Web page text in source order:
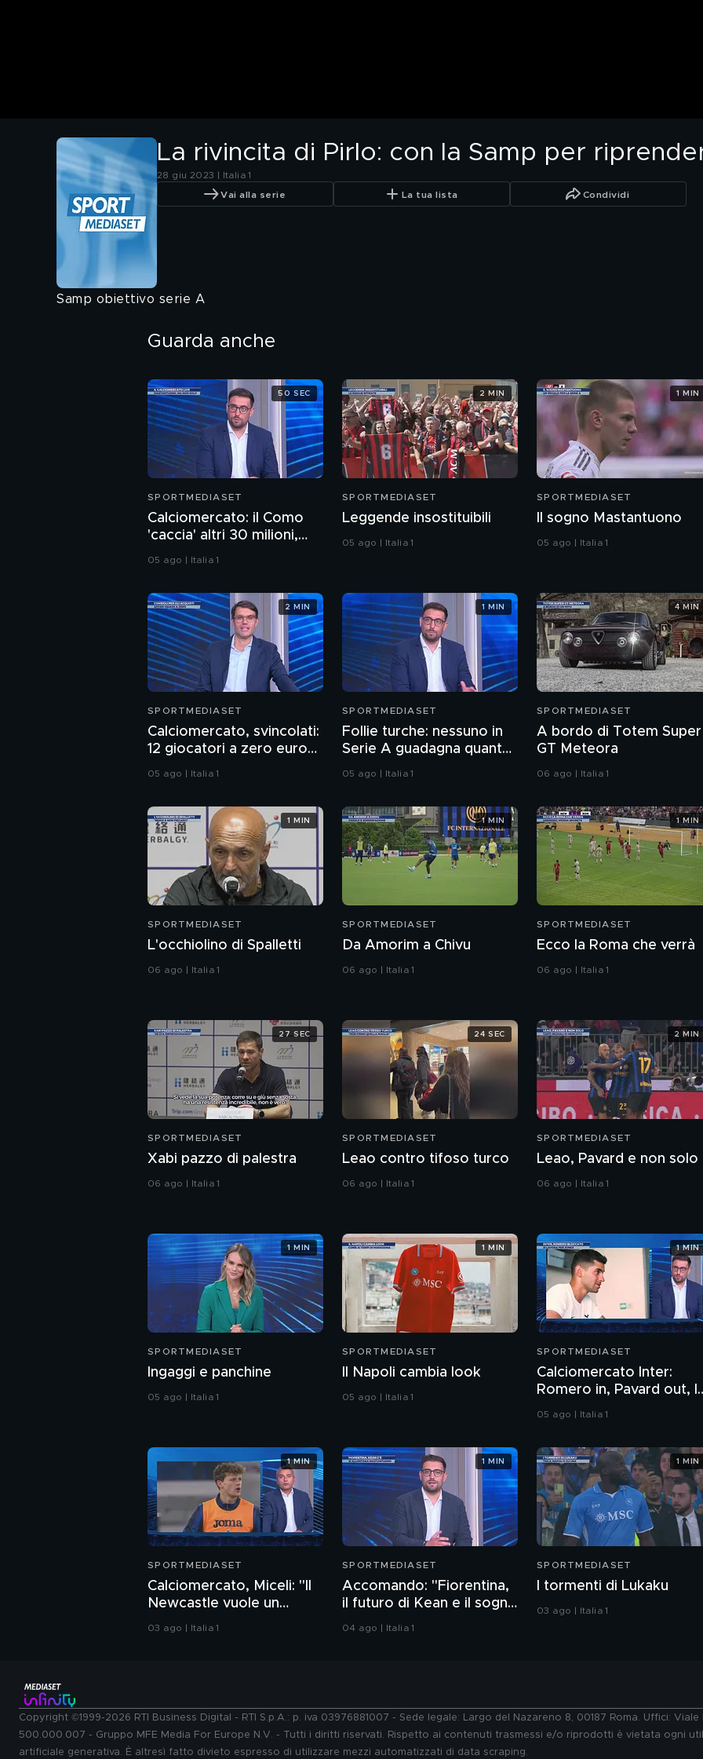
La rivincita di Pirlo: con la Samp per
28 giu 2023 | Italia 1
Vai alla serie La tua lista Condividi
Samp obiettivo serie A
Guarda anche
SPORTMEDIASET
Calciomercato: il Como
'caccia' altri 30 milioni,
Esposito-Cagliari finita
05 ago | Italia 1
50 SEC
SPORTMEDIASET
Leggende insostituibili
05 ago | Italia 1
2 MIN
SPORTMEDIASET
Il sogno Mastantuono
05 ago | Italia 1
1 MIN
SPORTMEDIASET
Calciomercato, svincolati:
12 giocatori a zero euro
per sognare gratis
05 ago | Italia 1
2 MIN
SPORTMEDIASET
Follie turche: nessuno in
Serie A guadagna quanto
Salah al Trabzonspor
05 ago | Italia 1
1 MIN
SPORTMEDIASET
A bordo di Totem Super
GT Meteora
06 ago | Italia 1
4 MIN
SPORTMEDIASET
L'occhiolino di Spalletti
06 ago | Italia 1
1 MIN
SPORTMEDIASET
Da Amorim a Chivu
06 ago | Italia 1
1 MIN
SPORTMEDIASET
Ecco la Roma che verrà
06 ago | Italia 1
1 MIN
SPORTMEDIASET
Xabi pazzo di palestra
06 ago | Italia 1
27 SEC
SPORTMEDIASET
Leao contro tifoso turco
06 ago | Italia 1
24 SEC
SPORTMEDIASET
Leao, Pavard e non solo
06 ago | Italia 1
2 MIN
SPORTMEDIASET
Ingaggi e panchine
05 ago | Italia 1
1 MIN
SPORTMEDIASET
Il Napoli cambia look
05 ago | Italia 1
1 MIN
SPORTMEDIASET
Calciomercato Inter:
Romero in, Pavard out,
specifiche
05 ago | Italia 1
1 MIN
SPORTMEDIASET
Calciomercato, Miceli: "Il
Newcastle vuole un
difensore top italiano"
03 ago | Italia 1
1 MIN
SPORTMEDIASET
Accomando: "Fiorentina,
il futuro di Kean e il sogno
Mastantuono. Ecco le
04 ago | Italia 1
1 MIN
SPORTMEDIASET
I tormenti di Lukaku
03 ago | Italia 1
1 MIN
Copyright ©1999-2026 RTI Business Digital - RTI S.p.A.: p. iva 03976881007 - Sede legale: Largo del Nazareno 8, 00187 Roma. Uffici:
500.000.007 - Gruppo MFE Media For Europe N.V. - Tutti i diritti riservati. Rispetto ai contenuti trasmessi e/o riprodotti è vietata ogni
artificiale generativa. È altresì fatto divieto espresso di utilizzare mezzi automatizzati di data scraping.